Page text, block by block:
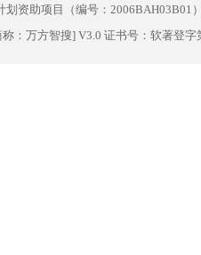
资助项目（编号：2006BAH03B01
：万方智搜] V3.0 证书号：软著登字